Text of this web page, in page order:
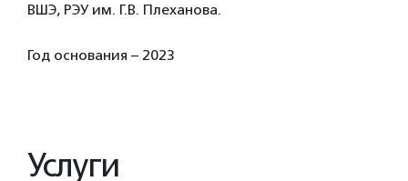
ВШЭ, РЭУ им. Г.В. Плеханова.
Год основания – 2023
Услуги